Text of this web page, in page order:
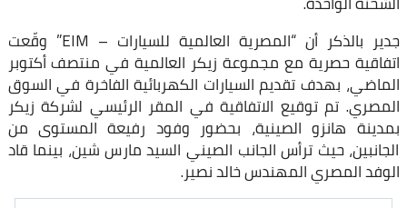
جدير بالذكر أن “المصرية العالمية للسيارات – EIM” وقّعت
اتفاقية حصرية مع مجموعة زيكر العالمية في منتصف أكتوبر
الماضي، بهدف تقديم السيارات الكهربائية الفاخرة في السوق
المصري. تم توقيع الاتفاقية في المقر الرئيسي لشركة زيكر
بمدينة هانزو الصينية، بحضور وفود رفيعة المستوى من
الجانبين، حيث ترأس الجانب الصيني السيد مارس شين، بينما قاد
الوفد المصري المهندس خالد نصير.